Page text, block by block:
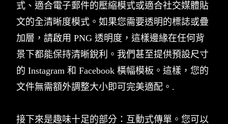
式、適合電子郵件的壓縮模式或適合社交媒體貼
文的全清晰度模式。如果您需要透明的標誌或疊
加層，請啟用 PNG 透明度，這樣邊緣在任何背
景下都能保持清晰銳利。我們甚至提供預設尺寸
的 Instagram 和 Facebook 橫幅模板。這樣，您的
文件無需額外調整大小即可完美適配。.
接下來是趣味十足的部分：互動式傳單。您可以